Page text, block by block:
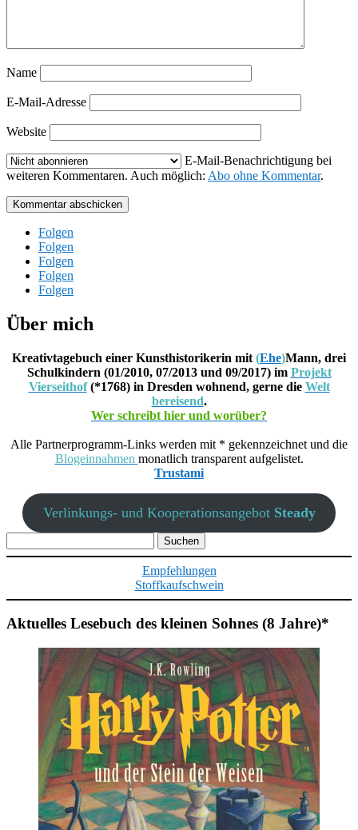
Name
E-Mail-Adresse
Website
E-Mail-Benachrichtigung bei
weiteren Kommentaren. Auch möglich: Abo ohne Kommentar.
Kommentar abschicken
Folgen
Folgen
Folgen
Folgen
Folgen
Über mich
Kreativtagebuch einer Kunsthistorikerin mit (Ehe)Mann, drei
Schulkindern (01/2010, 07/2013 und 09/2017) im Projekt
Vierseithof(*1768) in Dresden wohnend, gerne die Welt
bereisend.
Wer schreibt hier und worüber?
Alle Partnerprogramm-Links werden mit * gekennzeichnet und die
Blogeinnahmen monatlich transparent aufgelistet.
Trustami
Verlinkungs- und Kooperationsangebot Steady
nach:
Empfehlungen
Stoffkaufschwein
Aktuelles Lesebuch des kleinen Sohnes (8 Jahre)*